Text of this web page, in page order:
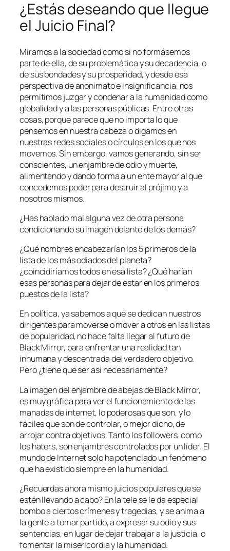
¿Estás deseando que llegue
el Juicio Final?
Miramos a la sociedad como si no formásemos
parte de ella, de su problemática y su decadencia, o
de sus bondades y su prosperidad, y desde esa
perspectiva de anonimato e insignificancia, nos
permitimos juzgar y condenar a la humanidad como
globalidad y a las personas públicas. Entre otras
cosas, porque parece que no importa lo que
pensemos en nuestra cabeza o digamos en
nuestras redes sociales o círculos en los que nos
movemos. Sin embargo, vamos generando, sin ser
conscientes, un enjambre de odio y muerte,
alimentando y dando forma a un ente mayor al que
concedemos poder para destruir al prójimo y a
nosotros mismos.
¿Has hablado mal alguna vez de otra persona
condicionando su imagen delante de los demás?
¿Qué nombres encabezarían los 5 primeros de la
lista de los más odiados del planeta?
¿coincidiríamos todos en esa lista? ¿Qué harían
esas personas para dejar de estar en los primeros
puestos de la lista?
En política, ya sabemos a qué se dedican nuestros
dirigentes para moverse o mover a otros en las listas
de popularidad, no hace falta llegar al futuro de
Black Mirror, para enfrentar una realidad tan
inhumana y descentrada del verdadero objetivo.
Pero ¿tiene que ser así necesariamente?
La imagen del enjambre de abejas de Black Mirror,
es muy gráfica para ver el funcionamiento de las
manadas de internet, lo poderosas que son, y lo
fáciles que son de controlar, o mejor dicho, de
arrojar contra objetivos. Tanto los followers, como
los haters, son enjambres controlados por un líder. El
mundo de Internet solo ha potenciado un fenómeno
que ha existido siempre en la humanidad.
¿Recuerdas ahora mismo juicios populares que se
estén llevando a cabo? En la tele se le da especial
bombo a ciertos crímenes y tragedias, y se anima a
la gente a tomar partido, a expresar su odio y sus
sentencias, en lugar de dejar trabajar a la justicia, o
fomentar la misericordia y la humanidad.